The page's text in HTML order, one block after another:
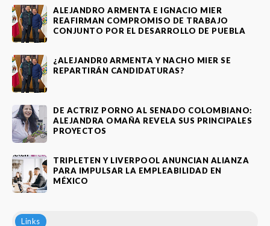
ALEJANDRO ARMENTA E IGNACIO MIER
REAFIRMAN COMPROMISO DE TRABAJO
CONJUNTO POR EL DESARROLLO DE PUEBLA
¿ALEJANDR0 ARMENTA Y NACHO MIER SE
REPARTIRÁN CANDIDATURAS?
DE ACTRIZ PORNO AL SENADO COLOMBIANO:
ALEJANDRA OMAÑA REVELA SUS PRINCIPALES
PROYECTOS
TRIPLETEN Y LIVERPOOL ANUNCIAN ALIANZA
PARA IMPULSAR LA EMPLEABILIDAD EN
MÉXICO
Links